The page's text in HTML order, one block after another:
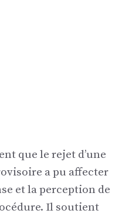
que le rejet d’une
a pu affecter
et la perception de
Il soutient